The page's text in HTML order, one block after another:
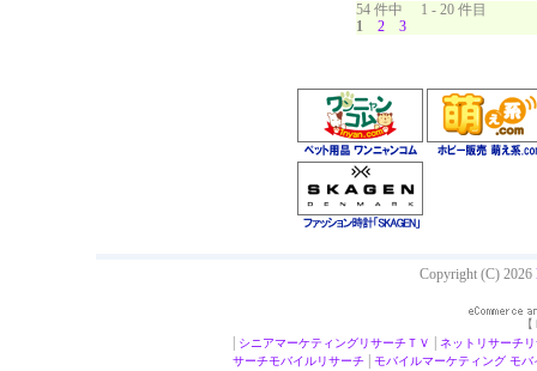
54 件中 1 - 20 件目
1
2 3
Copyright (C) 2026
シニアマーケティングリサーチＴＶ ネットリサーチ
サーチモバイルリサーチ モバイルマーケティング モバ